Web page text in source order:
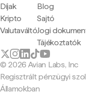
Díjak
Kripto
Valutaváltó
Blog
Sajtó
Jogi
Tájékoztatók
© 2026 Avian Labs, Inc
Regisztrált pénzügyi
Államokban